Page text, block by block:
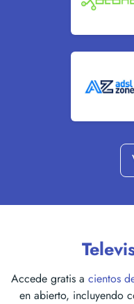
Accede gratis a cientos
en abierto, incluyendo